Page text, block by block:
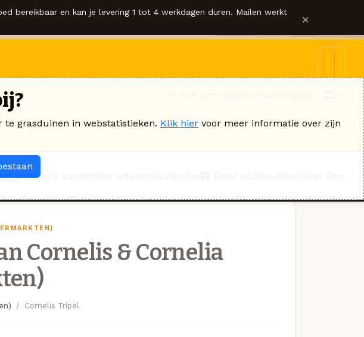
bereikbaar en kan je levering 1 tot 4 werkdagen duren. Mailen werkt ×
jouw box samen
Cornelis & Cornelia
Cornelis Tripel
grasduinen in webstatistieken. Klik hier voor meer informatie over zijn